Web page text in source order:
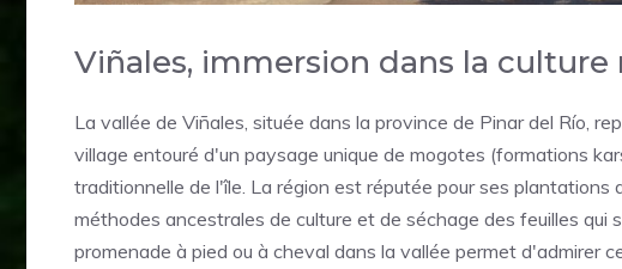
Viñales, immersion dans la culture
La vallée de Viñales, située dans la province de Pinar del Río,
village entouré d'un paysage unique de mogotes (formations
traditionnelle de l'île. La région est réputée pour ses plantations
méthodes ancestrales de culture et de séchage des feuilles qui
promenade à pied ou à cheval dans la vallée permet d'admirer